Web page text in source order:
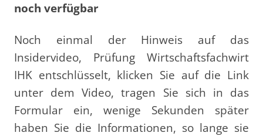
noch verfügbar
Noch einmal der Hinweis auf das
Insidervideo, Prüfung Wirtschaftsfachwirt
IHK entschlüsselt, klicken Sie auf die Link
unter dem Video, tragen Sie sich in das
Formular ein, wenige Sekunden später
haben Sie die Informationen, so lange sie